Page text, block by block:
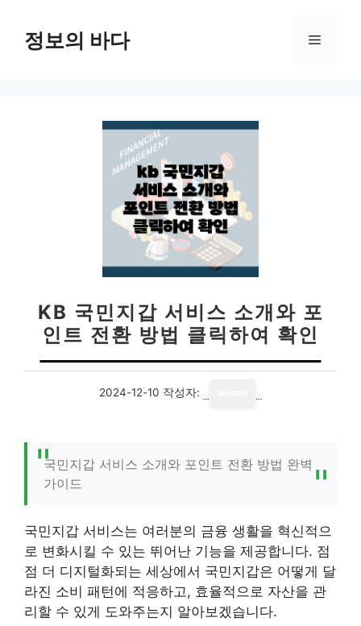
정보의 바다 메
KB 국민지갑 서비스 소개와 포
인트 전환 방법 클릭하여 확인
2024-12-10 작성자:
국민지갑 서비스 소개와 포인트 전환 방법 완벽
가이드
국민지갑 서비스는 여러분의 금융 생활을 혁신적으
로 변화시킬 수 있는 뛰어난 기능을 제공합니다. 점
점 더 디지털화되는 세상에서 국민지갑은 어떻게 달
라진 소비 패턴에 적응하고, 효율적으로 자산을 관
리할 수 있게 도와주는지 알아보겠습니다.